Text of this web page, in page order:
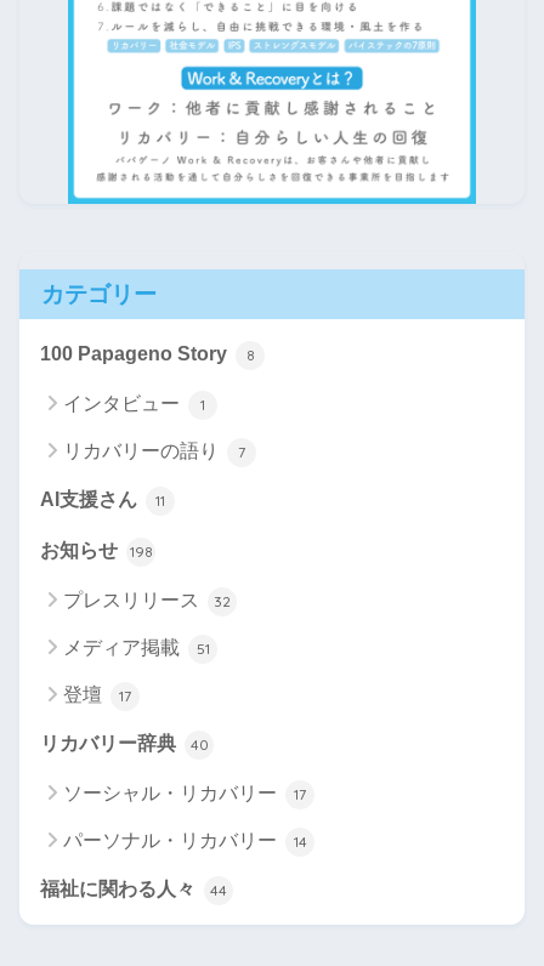
カテゴリー
100 Papageno Story 8
インタビュー 1
リカバリーの語り 7
AI支援さん 11
お知らせ 198
プレスリリース 32
メディア掲載 51
登壇 17
リカバリー辞典 40
ソーシャル・リカバリー 17
パーソナル・リカバリー 14
福祉に関わる人々 44